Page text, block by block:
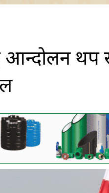
आन्दोलन